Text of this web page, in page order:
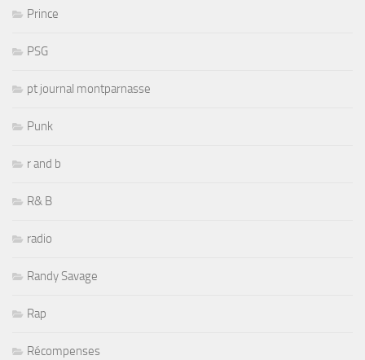
Prince
PSG
pt journal montparnasse
Punk
r and b
R& B
radio
Randy Savage
Rap
Récompenses